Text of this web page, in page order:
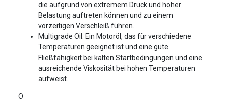
die aufgrund von extremem Druck und hoher
Belastung auftreten können und zu einem
vorzeitigen Verschleiß führen.
Multigrade Oil: Ein Motoröl, das für verschiedene
Temperaturen geeignet ist und eine gute
Fließfähigkeit bei kalten Startbedingungen und eine
ausreichende Viskosität bei hohen Temperaturen
aufweist.
O